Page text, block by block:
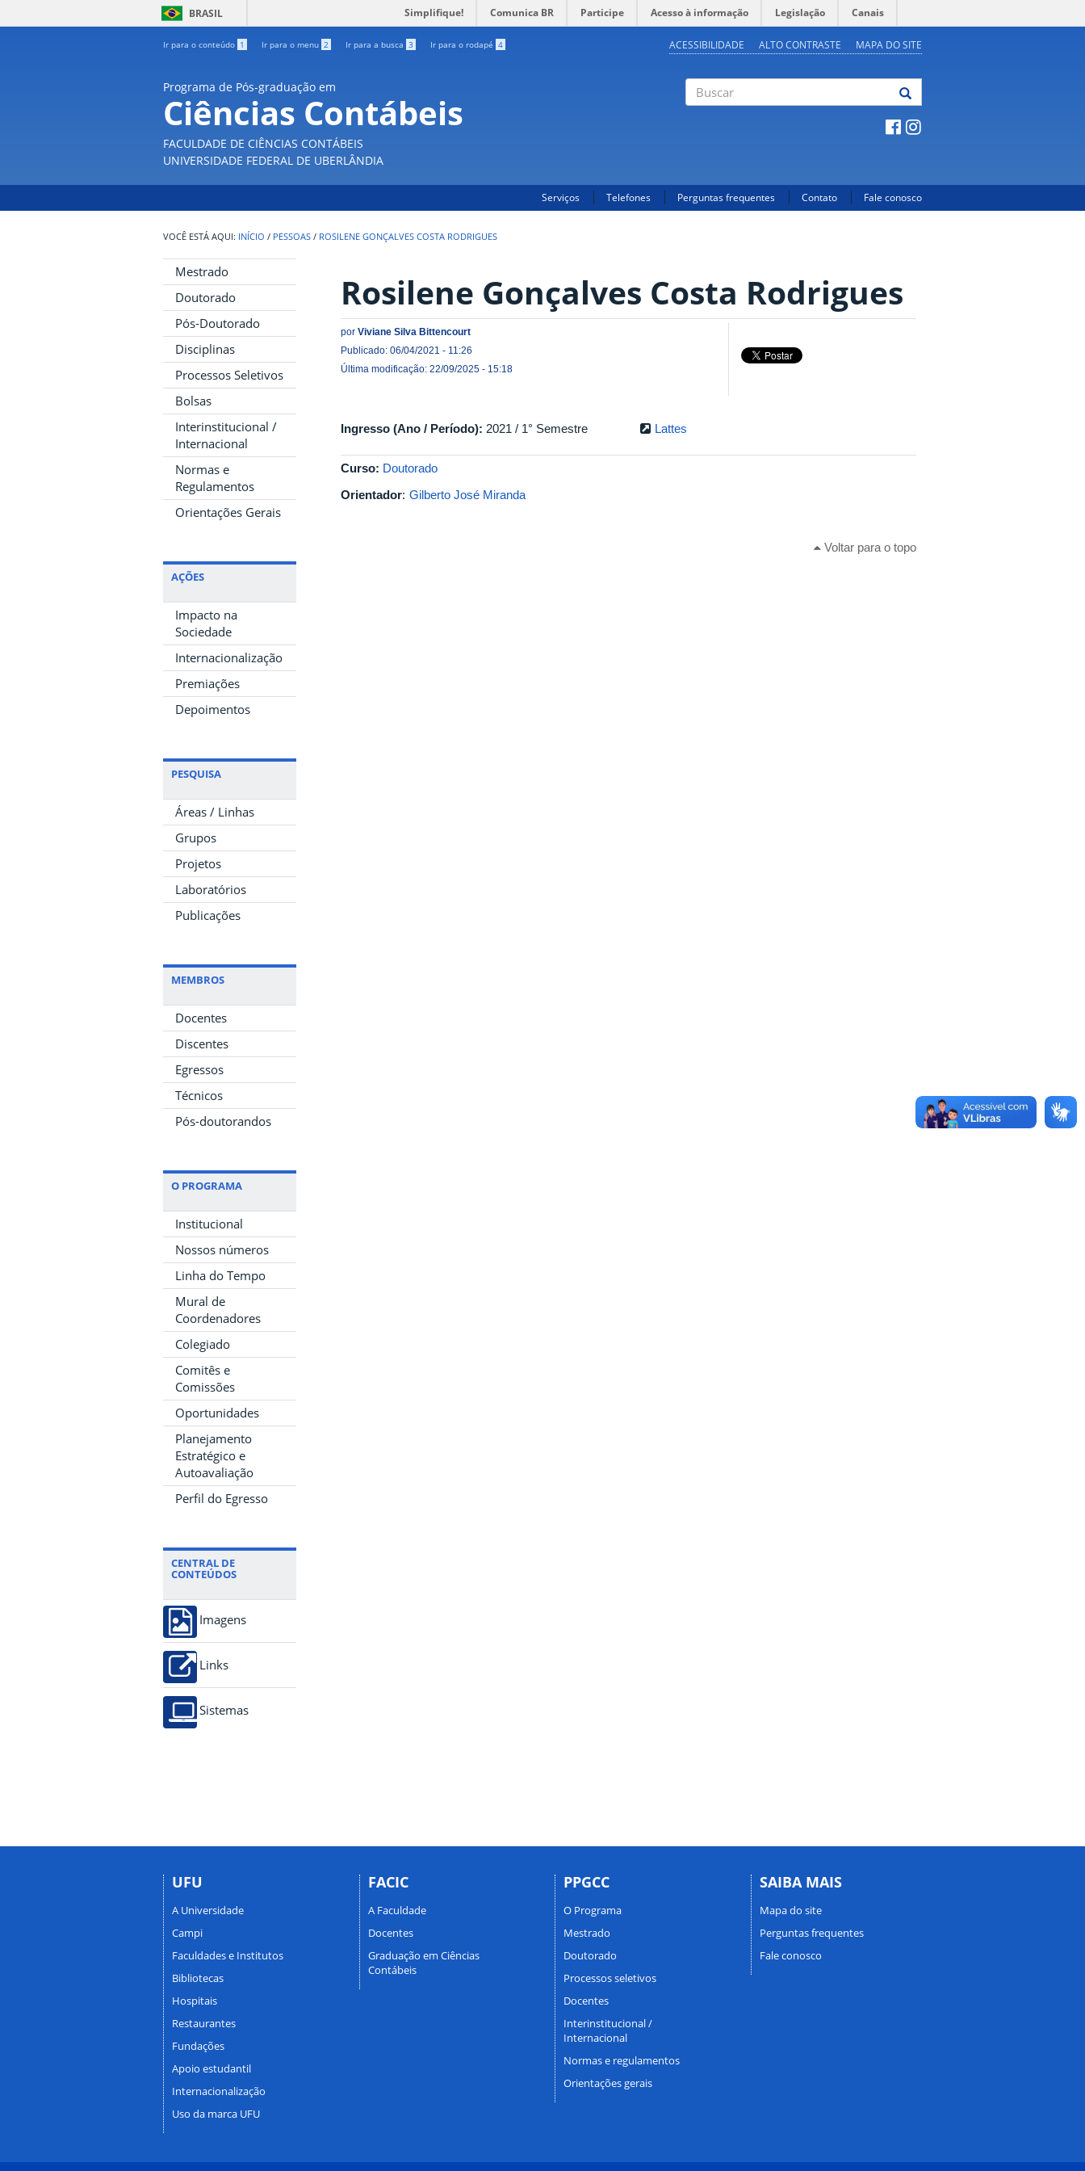
BRASIL Simplifique! Comunica BR Participe Acesso à informação Legislação Canais
Ir para o conteúdo 1 Ir para o menu 2 Ir para a busca 3 Ir para o rodapé 4 ACESSIBILIDADE ALTO CONTRASTE MAPA DO SITE
Programa de Pós-graduação em
Ciências Contábeis
FACULDADE DE CIÊNCIAS CONTÁBEIS
UNIVERSIDADE FEDERAL DE UBERLÂNDIA
Serviços Telefones Perguntas frequentes Contato Fale conosco
INÍCIO / PESSOAS / ROSILENE GONÇALVES COSTA RODRIGUES
Mestrado
Doutorado
Pós-Doutorado
Disciplinas
Processos Seletivos
Bolsas
Interinstitucional /
Internacional
Normas e
Regulamentos
Orientações Gerais
AÇÕES
Impacto na
Sociedade
Internacionalização
Premiações
Depoimentos
PESQUISA
Áreas / Linhas
Grupos
Projetos
Laboratórios
Publicações
MEMBROS
Docentes
Discentes
Egressos
Técnicos
Pós-doutorandos
O PROGRAMA
Institucional
Nossos números
Linha do Tempo
Mural de
Coordenadores
Colegiado
Comitês e
Comissões
Oportunidades
Planejamento
Estratégico e
Autoavaliação
Perfil do Egresso
CENTRAL DE
CONTEÚDOS
Imagens
Links
Sistemas
Rosilene Gonçalves Costa Rodrigues
por Viviane Silva Bittencourt
Publicado: 06/04/2021 - 11:26
Última modificação: 22/09/2025 - 15:18
Ingresso (Ano / Período): 2021 / 1° Semestre Lattes
Curso: Doutorado
Orientador: Gilberto José Miranda
Voltar para o topo
UFU
A Universidade
Campi
Faculdades e Institutos
Bibliotecas
Hospitais
Restaurantes
Fundações
Apoio estudantil
Internacionalização
Uso da marca UFU
FACIC
A Faculdade
Docentes
Graduação em Ciências
Contábeis
PPGCC
O Programa
Mestrado
Doutorado
Processos seletivos
Docentes
Interinstitucional /
Internacional
Normas e regulamentos
Orientações gerais
SAIBA MAIS
Mapa do site
Perguntas frequentes
Fale conosco